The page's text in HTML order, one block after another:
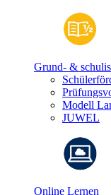
Grund- &
Modell
JUWEL
Online Lernen